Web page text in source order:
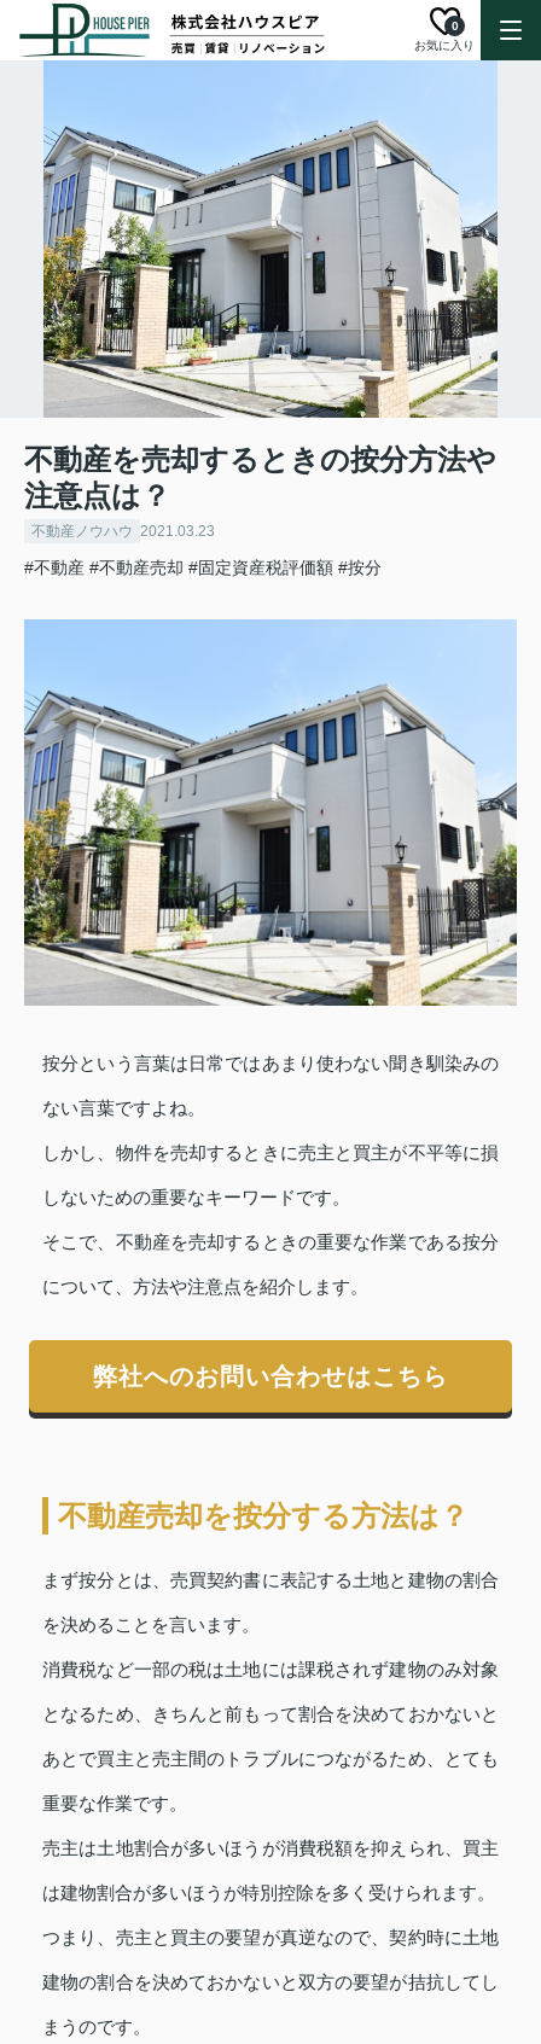
お気に入り
0
不動産を売却するときの按分方法や
注意点は？
不動産ノウハウ 2021.03.23
#不動産 #不動産売却 #固定資産税評価額 #按分
按分という言葉は日常ではあまり使わない聞き馴染みの
ない言葉ですよね。
しかし、物件を売却するときに売主と買主が不平等に損
しないための重要なキーワードです。
そこで、不動産を売却するときの重要な作業である按分
について、方法や注意点を紹介します。
弊社へのお問い合わせはこちら
不動産売却を按分する方法は？
まず按分とは、売買契約書に表記する土地と建物の割合
を決めることを言います。
消費税など一部の税は土地には課税されず建物のみ対象
となるため、きちんと前もって割合を決めておかないと
あとで買主と売主間のトラブルにつながるため、とても
重要な作業です。
売主は土地割合が多いほうが消費税額を抑えられ、買主
は建物割合が多いほうが特別控除を多く受けられます。
つまり、売主と買主の要望が真逆なので、契約時に土地
建物の割合を決めておかないと双方の要望が拮抗してし
まうのです。